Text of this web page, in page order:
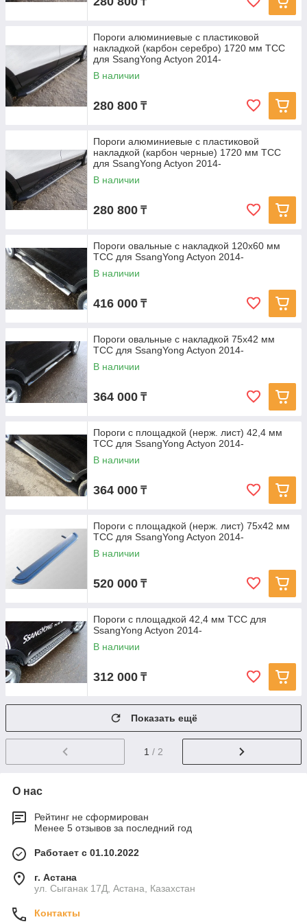
Пороги алюминиевые с пластиковой
накладкой (карбон серебро) 1720 мм ТСС
для SsangYong Actyon 2014-
В наличии
280 800 ₸
Пороги алюминиевые с пластиковой
накладкой (карбон черные) 1720 мм ТСС
для SsangYong Actyon 2014-
В наличии
280 800 ₸
Пороги овальные с накладкой 120х60 мм
ТСС для SsangYong Actyon 2014-
В наличии
416 000 ₸
Пороги овальные с накладкой 75х42 мм
ТСС для SsangYong Actyon 2014-
В наличии
364 000 ₸
Пороги с площадкой (нерж. лист) 42,4 мм
ТСС для SsangYong Actyon 2014-
В наличии
364 000 ₸
Пороги с площадкой (нерж. лист) 75х42 мм
ТСС для SsangYong Actyon 2014-
В наличии
520 000 ₸
Пороги с площадкой 42,4 мм ТСС для
SsangYong Actyon 2014-
В наличии
312 000 ₸
Показать ещё
1 / 2
О нас
Рейтинг не сформирован
Менее 5 отзывов за последний год
Работает с 01.10.2022
г. Астана
ул. Сыганак 17Д, Астана, Казахстан
Контакты